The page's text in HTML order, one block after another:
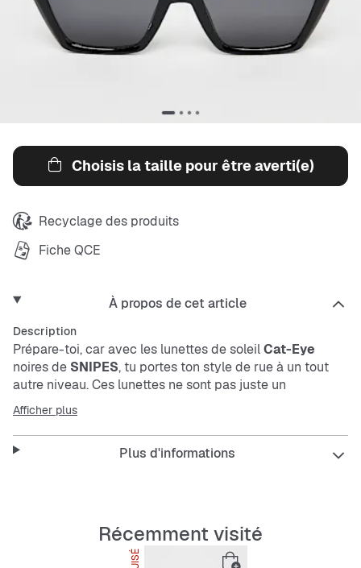
Choisis la taille pour être averti(e)
Recyclage des produits
Fiche QCE
À propos de cet article
Description
Prépare-toi, car avec les lunettes de soleilCat-Eye
noires de SNIPES, tu portes ton style de rue à un tout
autre niveau. Ces lunettes ne sont pas juste un
accessoire, c’est un vrai statement ! Que tu te balades en
ville ou que tu traînes avec des potes, ces lunettes
apportent l’ambiance de la culture hip-hop directement
à ton look.
journées ensoleillées ou tes soirées décontractées.
Afficher plus
Plus d'informations
Récemment visité